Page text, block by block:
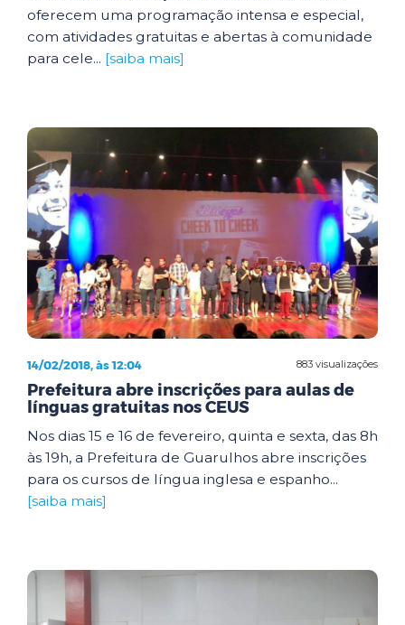
oferecem uma programação intensa e especial,
com atividades gratuitas e abertas à comunidade
para cele... [saiba mais]
883 visualizações
14/02/2018, às 12:04
Prefeitura abre inscrições para aulas de
línguas gratuitas nos CEUS
Nos dias 15 e 16 de fevereiro, quinta e sexta, das 8h
às 19h, a Prefeitura de Guarulhos abre inscrições
para os cursos de língua inglesa e espanho...
[saiba mais]